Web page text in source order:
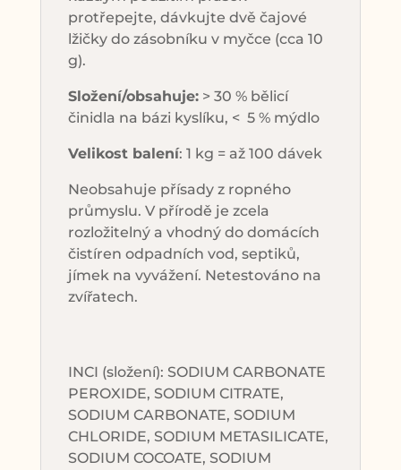
protřepejte, dávkujte dvě čajové
lžičky do zásobníku v myčce (cca 10
g).
Složení/obsahuje:> 30 % bělicí
činidla na bázi kyslíku, < 5 % mýdlo
Velikost balení: 1 kg = až 100 dávek
Neobsahuje přísady z ropného
průmyslu. V přírodě je zcela
rozložitelný a vhodný do domácích
čistíren odpadních vod, septiků,
jímek na vyvážení. Netestováno na
zvířatech.
INCI (složení): SODIUM CARBONATE
PEROXIDE, SODIUM CITRATE,
SODIUM CARBONATE, SODIUM
CHLORIDE, SODIUM METASILICATE,
SODIUM COCOATE, SODIUM